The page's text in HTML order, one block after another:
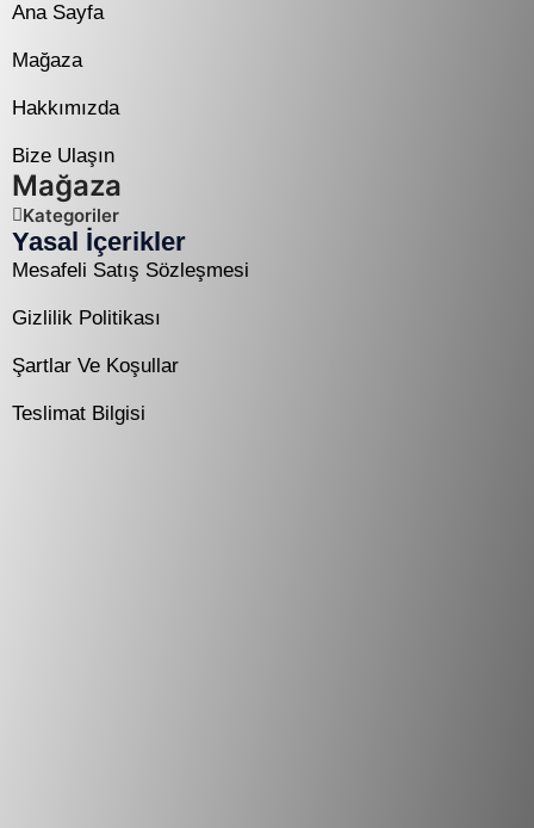
Ana Sayfa
Mağaza
Hakkımızda
Bize Ulaşın
Mağaza
Kategoriler
Yasal İçerikler
Mesafeli Satış Sözleşmesi
Gizlilik Politikası
Şartlar Ve Koşullar
Teslimat Bilgisi